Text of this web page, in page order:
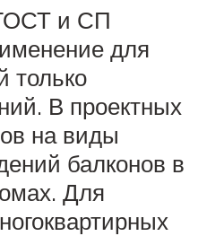
и СП
для
только
В проектных
на виды
балконов в
Для